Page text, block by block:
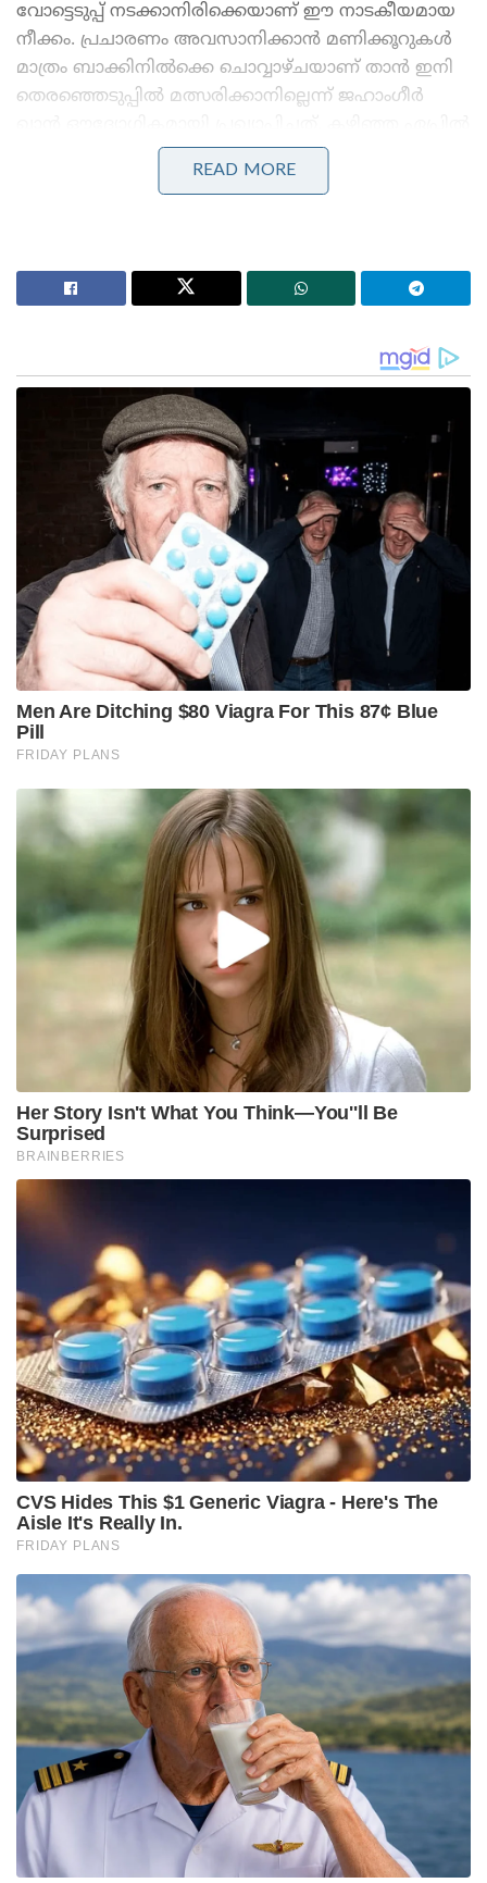
വോട്ടെടുപ്പ് നടക്കാനിരിക്കെയാണ് ഈ നാടകീയമായ
നീക്കം. പ്രചാരണം അവസാനിക്കാൻ മണിക്കൂറുകൾ
മാത്രം ബാക്കിനിൽക്കെ ചൊവ്വാഴ്ചയാണ് താൻ ഇനി
തെരഞ്ഞെടുപ്പിൽ മത്സരിക്കാനില്ലെന്ന് ജഹാംഗീർ
29-ന് നടന്ന വോട്ടെടുപ്പിനിടെ ഫാൽത്ത മണ്ഡലത്തിൽ
വ്യാപകമായ അക്രമസംഭവങ്ങളും ക്രമക്കേടുകളും
തകരാറിലാക്കൽ തുടങ്ങിയ ഗുരുതരമായ ജനാധിപത്യ
ലംഘനങ്ങൾ കണ്ടെത്തിയതിനെ തുടർന്ന് കേന്ദ്ര
വോട്ടെടുപ്പ് പൂർണ്ണമായും റദ്ദാക്കുകയായിരുന്നു.
തുടർന്ന് മണ്ഡലത്തിലെ 285 ബൂത്തുകളിലും മെയ് 21-
ന് പുതിയതായി വോട്ടെടുപ്പ് നടത്താൻ കമ്മീഷൻ
ഉത്തരവിടുകയായിരുന്നു.
Stories you may like
പാർട്ടിക്ക് വേണ്ടി പ്രതികരിച്ചതിനാണ് കള്ളക്കേസിൽ
ജയിലിൽ അടയ്ക്കപ്പെട്ടത്, പിന്തുണ വേണ്ട, പിന്നിൽ
നിന്ന് കുത്തരുത്; ജയരാജനെതിരെ ആഞ്ഞടിച്ച്
അർജുൻ ആയങ്കി
സാധാരണക്കാർക്കും ചെറുകിട വ്യാപാരികൾക്കും ഒരു
തരത്തിലുള്ള ട്രാൻസാക്ഷൻ നിരക്കുകളും ഈടാക്കില്ല
; യു.പി.ഐ നിയമഭേദഗതിയിൽ വ്യക്തത വരുത്തി
കേന്ദ്രസർക്കാർ
jahangir khan
READ MORE